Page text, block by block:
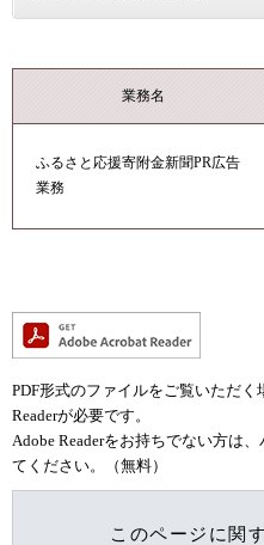
業務名
ふるさと応援寄附金新聞PR広告
業務
PDF形式のファイルをご覧いただ
Readerが必要です。
Adobe Readerをお持ちでない方は
てください。（無料）
このページに関